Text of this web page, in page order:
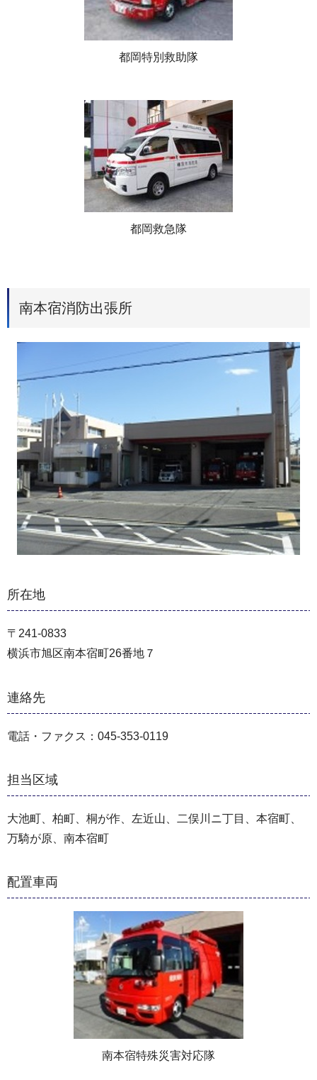
都岡特別救助隊
都岡救急隊
南本宿消防出張所
所在地
〒241-0833
横浜市旭区南本宿町26番地７
連絡先
電話・ファクス：045-353-0119
担当区域
大池町、柏町、桐が作、左近山、二俣川ニ丁目、本宿町、
万騎が原、南本宿町
配置車両
南本宿特殊災害対応隊